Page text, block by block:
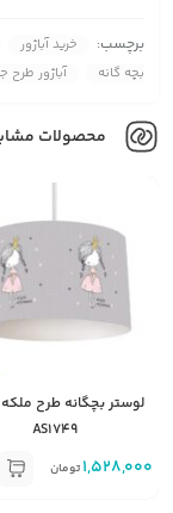
برچسب: خرید آباژور
بچه گانه
آباژور
محصولات
لوستر بچگانه طرح ملکه
AS1749
1,528,000 تومان